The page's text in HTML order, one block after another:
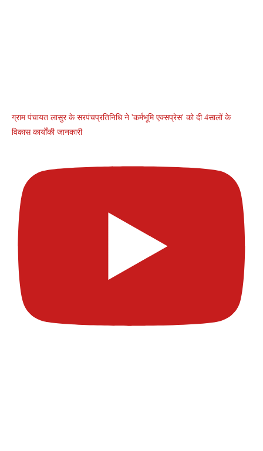
ग्राम पंचायत लासुर के सरपंचप्रतिनिधि ने 'कर्मभूमि एक्सप्रेस' को दी 4सालों के
विकास कार्योंकी जानकारी